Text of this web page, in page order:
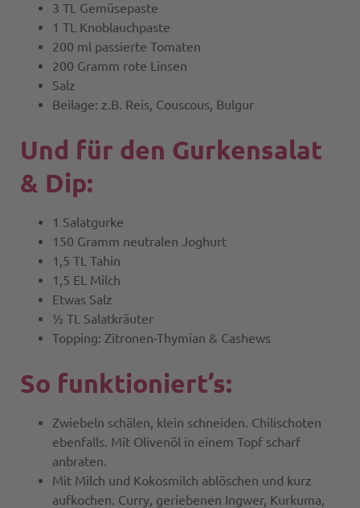
3 TL Gemüsepaste
1 TL Knoblauchpaste
200 ml passierte Tomaten
200 Gramm rote Linsen
Salz
Beilage: z.B. Reis, Couscous, Bulgur
Und für den Gurkensalat
& Dip:
1 Salatgurke
150 Gramm neutralen Joghurt
1,5 TL Tahin
1,5 EL Milch
Etwas Salz
½ TL Salatkräuter
Topping: Zitronen-Thymian & Cashews
So funktioniert’s:
Zwiebeln schälen, klein schneiden. Chilischoten
ebenfalls. Mit Olivenöl in einem Topf scharf
anbraten.
Mit Milch und Kokosmilch ablöschen und kurz
aufkochen. Curry, geriebenen Ingwer, Kurkuma,